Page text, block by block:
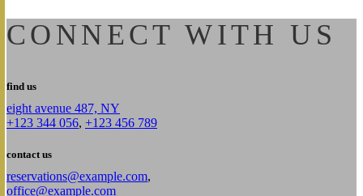
CONNECT WITH US
find us
eight avenue 487, NY
+123 344 056, +123 456 789
contact us
reservations@example.com,
office@example.com